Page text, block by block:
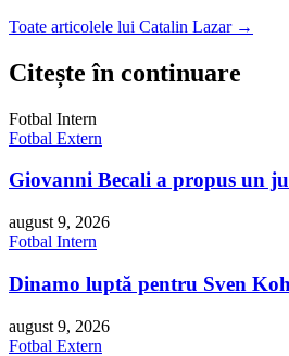
Toate articolele lui Catalin Lazar →
Citește în continuare
Fotbal Intern
Fotbal Extern
Giovanni Becali a propus un
august 9, 2026
Fotbal Intern
Dinamo luptă pentru Sven
august 9, 2026
Fotbal Extern